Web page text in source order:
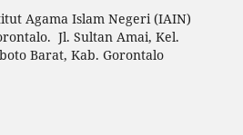
Agama Islam Negeri (IAIN)
Jl. Sultan Amai, Kel.
Barat, Kab. Gorontalo